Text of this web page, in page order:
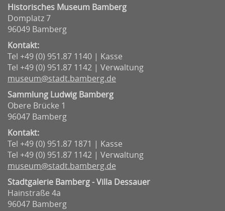
Historisches Museum Bamberg
Domplatz 7
96049 Bamberg
Kontakt:
Tel +49 (0) 951.87 1140 | Kasse
Tel +49 (0) 951.87 1142 | Verwaltung
museum@stadt.bamberg.de
Sammlung Ludwig Bamberg
Obere Brücke 1
96047 Bamberg
Kontakt:
Tel +49 (0) 951.87 1871 | Kasse
Tel +49 (0) 951.87 1142 | Verwaltung
museum@stadt.bamberg.de
Stadtgalerie Bamberg - Villa Dessauer
Hainstraße 4a
96047 Bamberg